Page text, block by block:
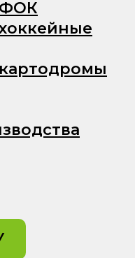
ФОК